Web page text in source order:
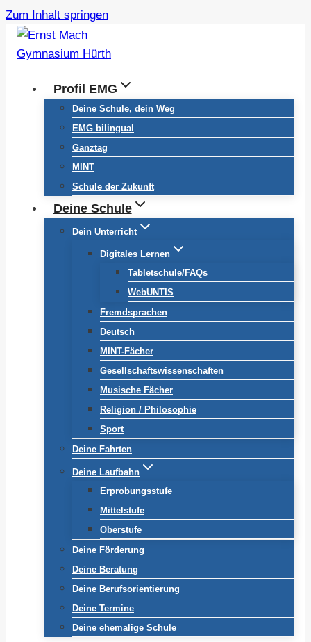
Zum Inhalt springen
Profil EMG
Deine Schule, dein Weg
EMG bilingual
Ganztag
MINT
Schule der Zukunft
Deine Schule
Dein Unterricht
Digitales Lernen
Tabletschule/FAQs
WebUNTIS
Fremdsprachen
Deutsch
MINT-Fächer
Gesellschaftswissenschaften
Musische Fächer
Religion / Philosophie
Sport
Deine Fahrten
Deine Laufbahn
Erprobungsstufe
Mittelstufe
Oberstufe
Deine Förderung
Deine Beratung
Deine Berufsorientierung
Deine Termine
Deine ehemalige Schule